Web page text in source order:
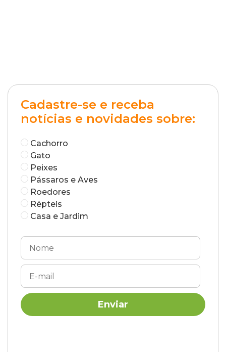
Cadastre-se e receba
notícias e novidades sobre:
Cachorro
Gato
Peixes
Pássaros e Aves
Roedores
Répteis
Casa e Jardim